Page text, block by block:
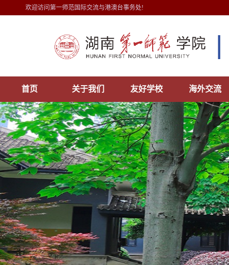
欢迎访问第一师范国际交流与港澳台事务处!
首页 关于我们 友好学校 海外交流